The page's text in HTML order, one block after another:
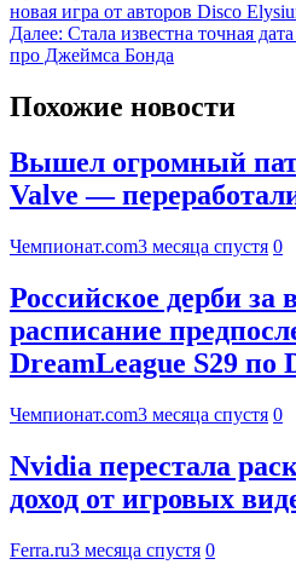
новая игра от авторов Disco
Далее: Стала известна точная
про Джеймса Бонда
Похожие новости
Вышел огромный
Valve —
Чемпионат.com3 месяца спустя 0
Российское дерби за
расписание
DreamLeague S29 по
Чемпионат.com3 месяца спустя 0
Nvidia перестала
доход от игровых
Ferra.ru3 месяца спустя 0